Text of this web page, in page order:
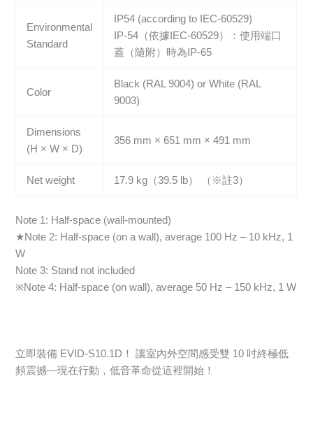
Environmental
Standard
IP54 (according to IEC-60529)
IP-54（依據IEC-60529）：使用端口
蓋（隨附）時為IP-65
Color
Black (RAL 9004) or White (RAL
9003)
Dimensions
(H × W × D)
356 mm × 651 mm × 491 mm
Net weight 17.9 kg（39.5 lb） （※註3）
Note 1: Half-space (wall-mounted)
★Note 2: Half-space (on a wall), average 100 Hz – 10 kHz, 1
W
Note 3: Stand not included
※Note 4: Half-space (on wall), average 50 Hz – 150 kHz, 1 W
立即裝備 EVID-S10.1D！ 讓室內外空間感受雙 10 吋終極低
頻震撼—現在行動，低音革命從這裡開始！